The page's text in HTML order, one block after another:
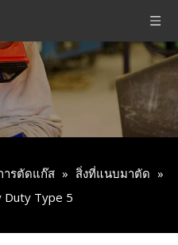
ารตัดแก๊ส » สิ่งที่แนบมาตัด »
Type 5